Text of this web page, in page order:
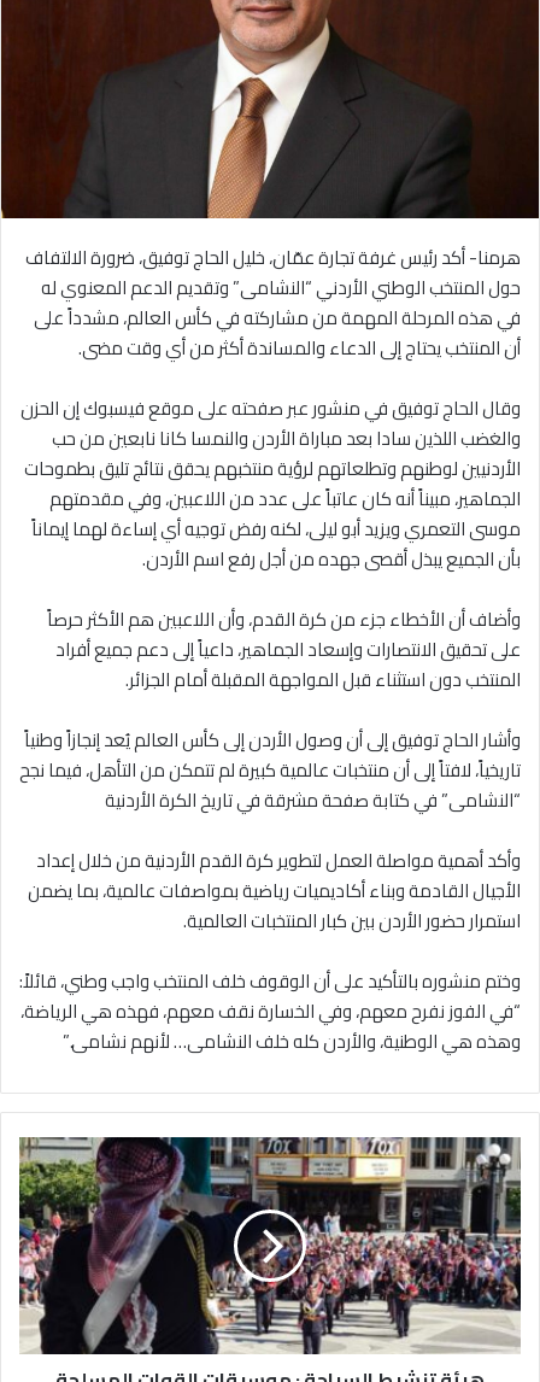
هرمنا- أكد رئيس غرفة تجارة عمّان، خليل الحاج توفيق، ضرورة الالتفاف
حول المنتخب الوطني الأردني “النشامى” وتقديم الدعم المعنوي له
في هذه المرحلة المهمة من مشاركته في كأس العالم، مشدداً على
أن المنتخب يحتاج إلى الدعاء والمساندة أكثر من أي وقت مضى.
وقال الحاج توفيق في منشور عبر صفحته على موقع فيسبوك إن الحزن
والغضب اللذين سادا بعد مباراة الأردن والنمسا كانا نابعين من حب
الأردنيين لوطنهم وتطلعاتهم لرؤية منتخبهم يحقق نتائج تليق بطموحات
الجماهير، مبيناً أنه كان عاتباً على عدد من اللاعبين، وفي مقدمتهم
موسى التعمري ويزيد أبو ليلى، لكنه رفض توجيه أي إساءة لهما إيماناً
بأن الجميع يبذل أقصى جهده من أجل رفع اسم الأردن.
وأضاف أن الأخطاء جزء من كرة القدم، وأن اللاعبين هم الأكثر حرصاً
على تحقيق الانتصارات وإسعاد الجماهير، داعياً إلى دعم جميع أفراد
المنتخب دون استثناء قبل المواجهة المقبلة أمام الجزائر.
وأشار الحاج توفيق إلى أن وصول الأردن إلى كأس العالم يُعد إنجازاً وطنياً
تاريخياً، لافتاً إلى أن منتخبات عالمية كبيرة لم تتمكن من التأهل، فيما نجح
“النشامى” في كتابة صفحة مشرقة في تاريخ الكرة الأردنية
وأكد أهمية مواصلة العمل لتطوير كرة القدم الأردنية من خلال إعداد
الأجيال القادمة وبناء أكاديميات رياضية بمواصفات عالمية، بما يضمن
استمرار حضور الأردن بين كبار المنتخبات العالمية.
وختم منشوره بالتأكيد على أن الوقوف خلف المنتخب واجب وطني، قائلاً:
“في الفوز نفرح معهم، وفي الخسارة نقف معهم، فهذه هي الرياضة،
وهذه هي الوطنية، والأردن كله خلف النشامى… لأنهم نشامى.”
ه
ي
ئ
ة
ت
ش
ط